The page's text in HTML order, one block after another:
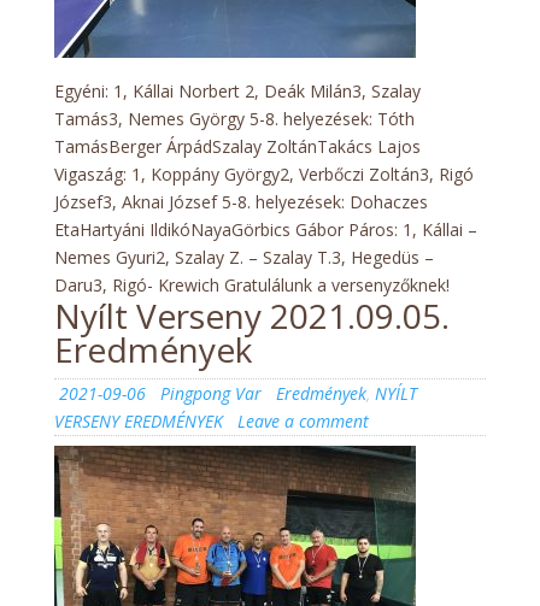
Egyéni: 1, Kállai Norbert 2, Deák Milán3, Szalay
Tamás3, Nemes György 5-8. helyezések: Tóth
TamásBerger ÁrpádSzalay ZoltánTakács Lajos
Vigaszág: 1, Koppány György2, Verbőczi Zoltán3, Rigó
József3, Aknai József 5-8. helyezések: Dohaczes
EtaHartyáni IldikóNayaGörbics Gábor Páros: 1, Kállai –
Nemes Gyuri2, Szalay Z. – Szalay T.3, Hegedüs –
Daru3, Rigó- Krewich Gratulálunk a versenyzőknek!
Nyílt Verseny 2021.09.05.
Eredmények
Posted
on
2021-09-06 Author
Pingpong Var Categories
Eredmények, NYÍLT
VERSENY EREDMÉNYEK
Leave a commenton
Nyílt
Verseny
2021.09.05.
Eredmények